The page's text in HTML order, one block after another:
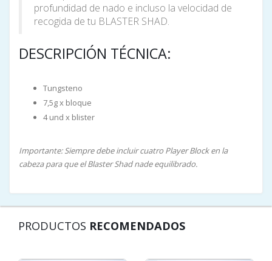
profundidad de nado e incluso la velocidad de
recogida de tu BLASTER SHAD.
DESCRIPCIÓN TÉCNICA:
Tungsteno
7,5g x bloque
4 und x blister
Importante: Siempre debe incluir cuatro Player Block en la
cabeza para que el Blaster Shad nade equilibrado.
PRODUCTOS RECOMENDADOS